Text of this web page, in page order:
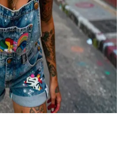
uliczna
która zmienia swoją fawelę za
artystą lub wielbicielem,
przy projekcie
jej entuzjazm i buntowniczego